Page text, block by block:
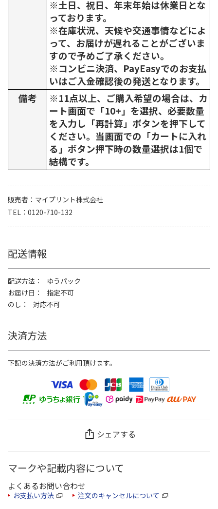
※土日、祝日、年末年始は休業日とな
っております。
※在庫状況、天候や交通事情などによ
って、お届けが遅れることがございま
すので予めご了承ください。
※コンビニ決済、PayEasyでのお支払
いはご入金確認後の発送となります。
備考
※11点以上、ご購入希望の場合は、カ
ート画面で「10+」を選択、必要数量
を入力し「再計算」ボタンを押下して
ください。当画面での「カートに入れ
る」ボタン押下時の数量選択は1個で
結構です。
販売者
マイプリント株式会社
TEL
0120-710-132
配送情報
配送方法
ゆうパック
お届け日
指定不可
のし
対応不可
決済方法
下記の決済方法がご利用頂けます。
シェアする
マークや記載内容について
よくあるお問い合わせ
お支払い方法 注文のキャンセルについて